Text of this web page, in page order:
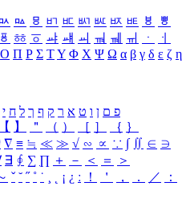
ㅯ ㅰ ㅱ ㅲ ㅳ ㅴ ㅵ ㅶ ㅷ ㅸ
ㅹ
ㆄ ㆅ ㆆ ㆇ ㆈ ㆉ ㆊ ㆋ ㆌ ㆍ
ㆎ
Ο Π Ρ Σ ΤΥ Φ Χ Ψ Ω α β γ δ ε ζ η
פ ם ן ו ט א ר ק ף ך ל ח י
【 】 ＂ （ ） ［ ］ ｛ ｝
∇ ≡ ≒ ≪ ≫ √ ∽ ∝ ∵ ∫ ∬ ∈ ∋
∃ ∮ ∑ ∏ ＋ － ＜ ＝
＞
ˇ ˘ ˝ ˚ ˙ ¸ ¡ ¿ ː ！ ＇ ， ． ／
：